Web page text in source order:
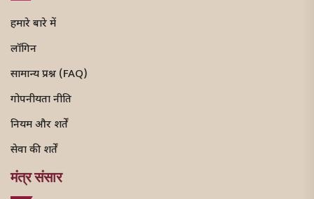
हमारे बारे में
लॉगिन
सामान्य प्रश्न (FAQ)
गोपनीयता नीति
नियम और शर्तें
सेवा की शर्तें
मंत्र संसार